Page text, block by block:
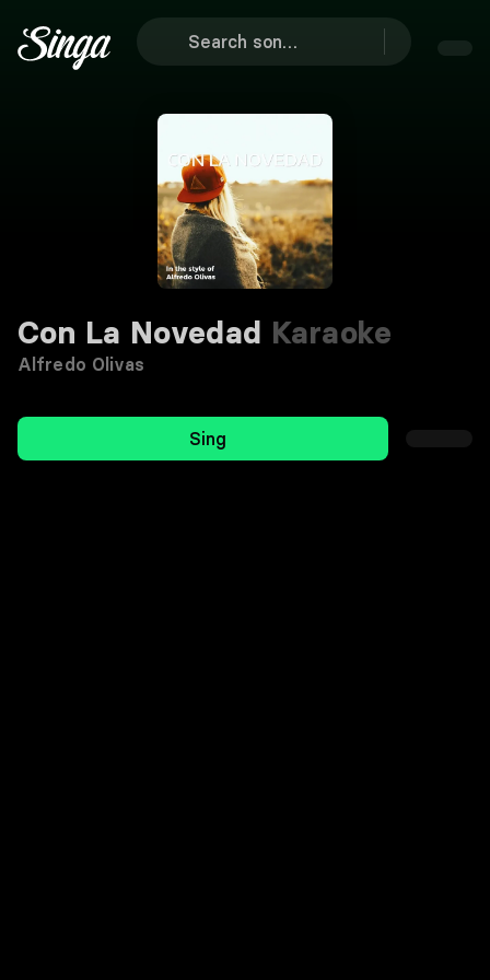
Con La Novedad Karaoke
Alfredo Olivas
Sing